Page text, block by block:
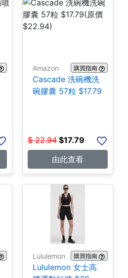
Amazon 購買指南
Cascade 洗碗機洗
碗膠囊 57粒 $17.79
$ 22.94 $17.79
由此查看
Lululemon 購買指南
Lululemon 女士高